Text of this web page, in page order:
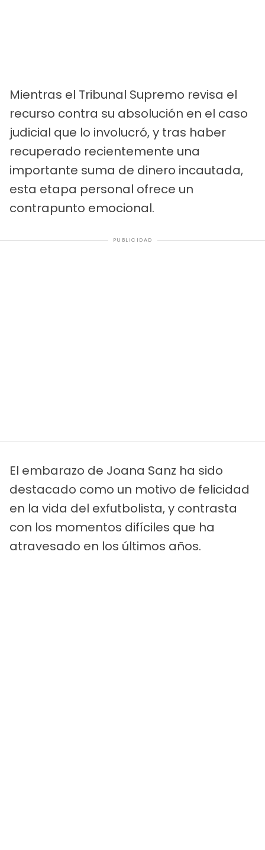
Mientras el Tribunal Supremo revisa el
recurso contra su absolución en el caso
judicial que lo involucró, y tras haber
recuperado recientemente una
importante suma de dinero incautada,
esta etapa personal ofrece un
contrapunto emocional.
PUBLICIDAD
El embarazo de Joana Sanz ha sido
destacado como un motivo de felicidad
en la vida del exfutbolista, y contrasta
con los momentos difíciles que ha
atravesado en los últimos años.